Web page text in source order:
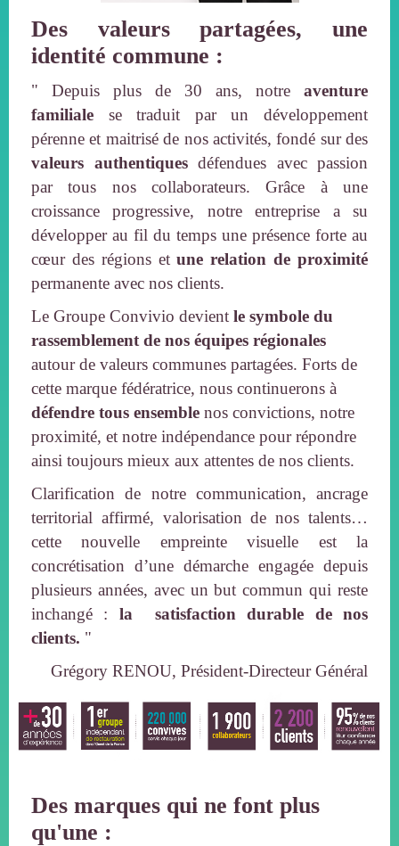
Des valeurs partagées, une
identité commune :
" Depuis plus de 30 ans, notre aventure
familiale se traduit par un développement
pérenne et maitrisé de nos activités, fondé sur des
valeurs authentiquesdéfendues avec passion
par tous nos collaborateurs. Grâce à une
croissance progressive, notre entreprise a su
développer au fil du temps une présence forte au
cœur des régions etune relation de proximité
permanente avec nos clients.
Le Groupe Convivio devient le symbole du
rassemblement de nos équipes régionales
autour de valeurs communes partagées. Forts de
cette marque fédératrice, nous continuerons à
défendre tous ensemble nos convictions, notre
proximité, et notre indépendance pour répondre
ainsi toujours mieux aux attentes de nos clients.
Clarification de notre communication, ancrage
territorial affirmé, valorisation de nos talents…
cette nouvelle empreinte visuelle est la
concrétisation d’une démarche engagée depuis
plusieurs années, avec un but commun qui reste
inchangé : la satisfaction durable de nos
clients. "
Grégory RENOU, Président-Directeur Général
Des marques qui ne font plus
qu'une :